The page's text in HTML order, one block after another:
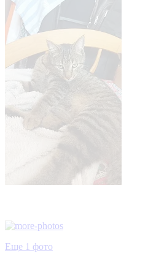
Еще 1 фото